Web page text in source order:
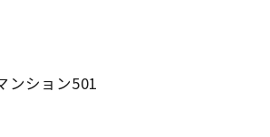
ンション501